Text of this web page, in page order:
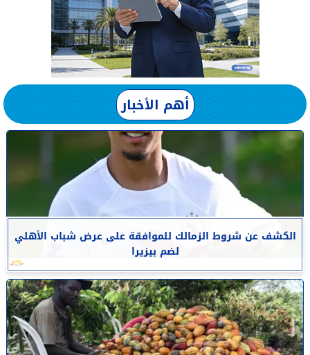
أهم الأخبار
الكشف عن شروط الزمالك للموافقة على عرض شباب الأهلي
لضم بيزيرا